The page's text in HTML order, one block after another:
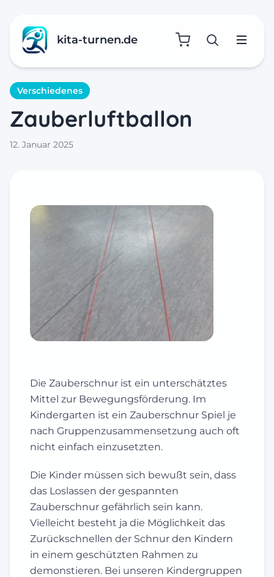
kita-turnen.de SucheMenü
Verschiedenes
Zauberluftballon
12. Januar 2025
Die Zauberschnur ist ein unterschätztes
Mittel zur Bewegungsförderung. Im
Kindergarten ist ein Zauberschnur Spiel je
nach Gruppenzusammensetzung auch oft
nicht einfach einzusetzten.
Die Kinder müssen sich bewußt sein, dass
das Loslassen der gespannten
Zauberschnur gefährlich sein kann.
Vielleicht besteht ja die Möglichkeit das
Zurückschnellen der Schnur den Kindern
in einem geschützten Rahmen zu
demonstieren. Bei unseren Kindergruppen